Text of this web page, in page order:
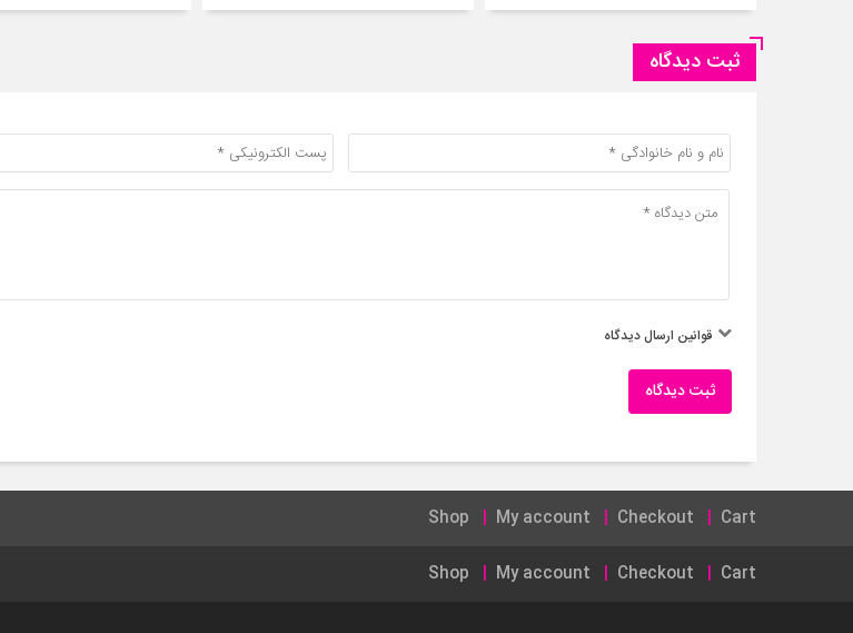
ثبت دیدگاه
قوانین ارسال دیدگاه
ثبت دیدگاه
Cart
Checkout
My account
Shop
Cart
Checkout
My account
Shop